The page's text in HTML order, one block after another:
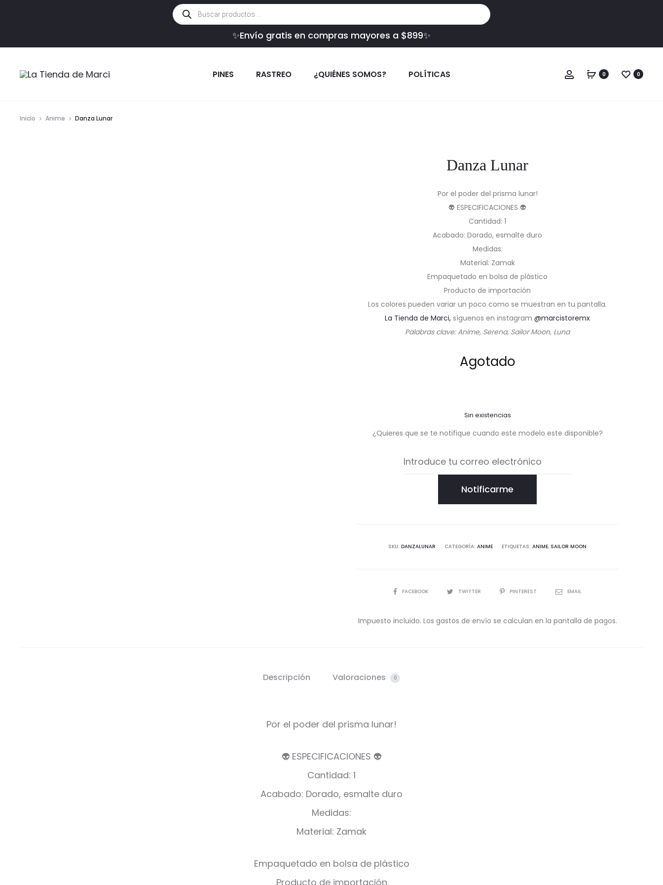
Búsqueda
de
productos
✨Envío gratis en compras mayores a $899✨
PINES RASTREO ¿QUIÉNES SOMOS? POLÍTICAS Cuenta
0 0
Inicio Anime Danza Lunar
Danza Lunar
Por el poder del prisma lunar!
👽 ESPECIFICACIONES 👽
Cantidad: 1
Acabado: Dorado, esmalte duro
Medidas:
Material: Zamak
Empaquetado en bolsa de plástico
Producto de importación
Los colores pueden variar un poco como se muestran en tu pantalla.
La Tienda de Marci, síguenos en instagram @marcistoremx
Palabras clave: Anime, Serena, Sailor Moon, Luna
Agotado
Sin existencias
¿Quieres que se te notifique cuando este modelo este disponible?
Notificarme
SKU: DANZALUNAR CATEGORÍA: ANIME ETIQUETAS: ANIME, SAILOR MOON
COMPARTIR
FACEBOOK TWITTER PINTEREST EMAIL
Impuesto incluido. Los gastos de envío se calculan en la pantalla de pagos.
Descripción Valoraciones 0
Por el poder del prisma lunar!
👽 ESPECIFICACIONES 👽
Cantidad: 1
Acabado: Dorado, esmalte duro
Medidas:
Material: Zamak
Empaquetado en bolsa de plástico
Producto de importación